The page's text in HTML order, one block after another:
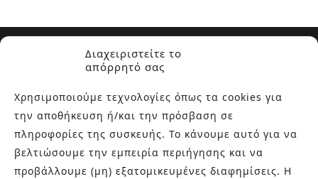
Διαχειριστείτε το
απόρρητό σας
Χρησιμοποιούμε τεχνολογίες όπως τα cookies για
την αποθήκευση ή/και την πρόσβαση σε
πληροφορίες της συσκευής. Το κάνουμε αυτό για να
βελτιώσουμε την εμπειρία περιήγησης και να
προβάλλουμε (μη) εξατομικευμένες διαφημίσεις. Η
ΣΧΕΤΙΚΑ ΜΕ ΕΜΑΣ
Στην εταιρεία Paraskevopoulos μετουσιώνονται 40 χρόνια
εμπειρίας στο χώρο του πλακιδίου και των ειδών υγιεινής,